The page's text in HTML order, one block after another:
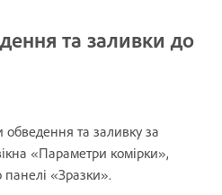
та заливки до
та заливку за
«Параметри комірки»,
«Зразки».